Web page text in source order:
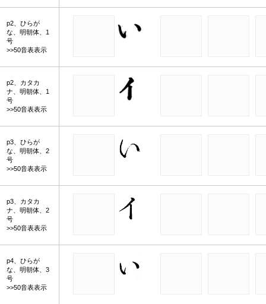
p2、ひらが
な、明朝体、1
号
>>50音表表示
p2、カタカ
ナ、明朝体、1
号
>>50音表表示
p3、ひらが
な、明朝体、2
号
>>50音表表示
p3、カタカ
ナ、明朝体、2
号
>>50音表表示
p4、ひらが
な、明朝体、3
号
>>50音表表示